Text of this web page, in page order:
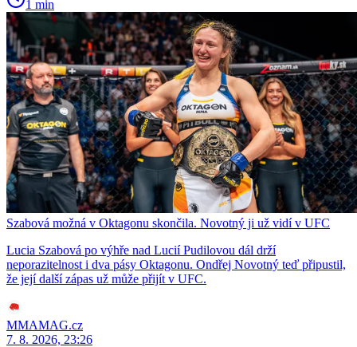
1 min
Szabová možná v Oktagonu skončila. Novotný ji už vidí v UFC
Lucia Szabová po výhře nad Lucií Pudilovou dál drží
neporazitelnost i dva pásy Oktagonu. Ondřej Novotný teď připustil,
že její další zápas už může přijít v UFC.
MMAMAG.cz
7. 8. 2026, 23:26